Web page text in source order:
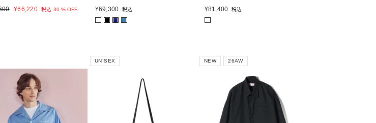
¥66,220 税込 30 % OFF
¥69,300 税込
■ ■ ■
¥81,400 税込
UNISEX NEW 26AW